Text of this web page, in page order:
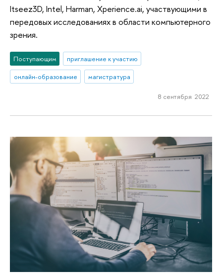
Itseez3D, Intel, Harman, Xperience.ai, участвующими в
передовых исследованиях в области компьютерного
зрения.
Поступающим
приглашение к участию
онлайн-образование
магистратура
8 сентября 2022